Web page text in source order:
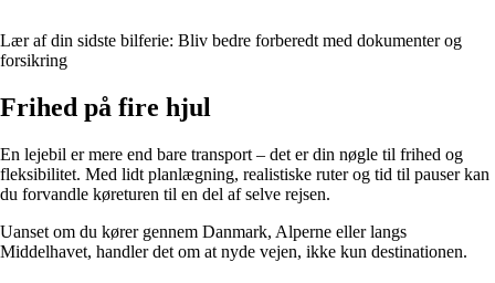
Lær af din sidste bilferie: Bliv bedre forberedt med dokumenter og
forsikring
Frihed på fire hjul
En lejebil er mere end bare transport – det er din nøgle til frihed og
fleksibilitet. Med lidt planlægning, realistiske ruter og tid til pauser kan
du forvandle køreturen til en del af selve rejsen.
Uanset om du kører gennem Danmark, Alperne eller langs
Middelhavet, handler det om at nyde vejen, ikke kun destinationen.